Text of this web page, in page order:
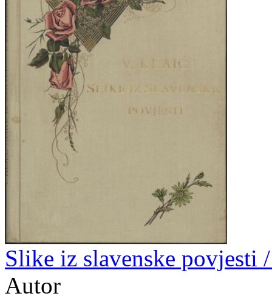
Slike iz slavenske povjesti
Autor